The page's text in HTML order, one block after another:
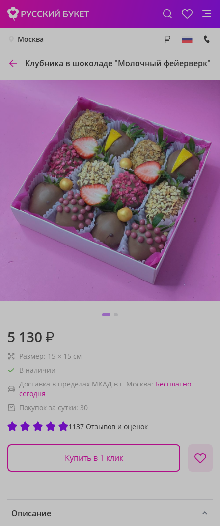
Москва
Клубника в шоколаде "Молочный фейерверк"
5 130 ₽
Размер: 15 × 15 см
В наличии
Доставка в пределах МКАД в г. Москва: Бесплатно
сегодня
Покупок за сутки: 30
1137 Отзывов и оценок
Купить в 1 клик
Описание